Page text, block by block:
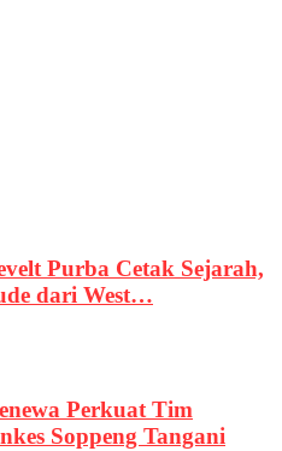
Purba Cetak Sejarah,
dari West…
Perkuat Tim
Soppeng Tangani